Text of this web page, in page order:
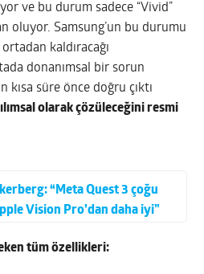
ve bu durum sadece “Vivid”
oluyor. Samsung’un bu durumu
kaldıracağı
donanımsal bir sorun
süre önce doğru çıktı
olarak çözüleceğini resmi
“Meta Quest 3 çoğu
Vision Pro’dan daha iyi”
tüm özellikleri: